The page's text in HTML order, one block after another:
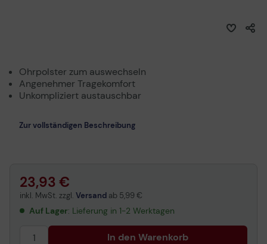
Ohrpolster zum auswechseln
Angenehmer Tragekomfort
Unkompliziert austauschbar
Zur vollständigen Beschreibung
23,93 €
inkl. MwSt. zzgl. Versand ab 5,99 €
Auf Lager: Lieferung in 1-2 Werktagen
In den Warenkorb